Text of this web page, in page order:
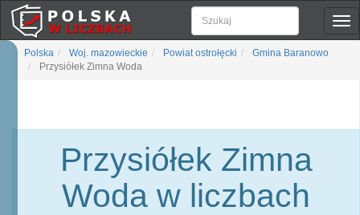
Polska Woj. mazowieckie Powiat ostrołęcki
Gmina Baranowo
Przysiółek Zimna Woda
Przysiółek Zimna
Woda w liczbach